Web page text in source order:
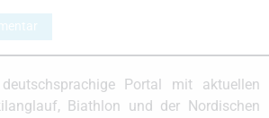
Portal mit aktuellen
Biathlon und der Nordischen